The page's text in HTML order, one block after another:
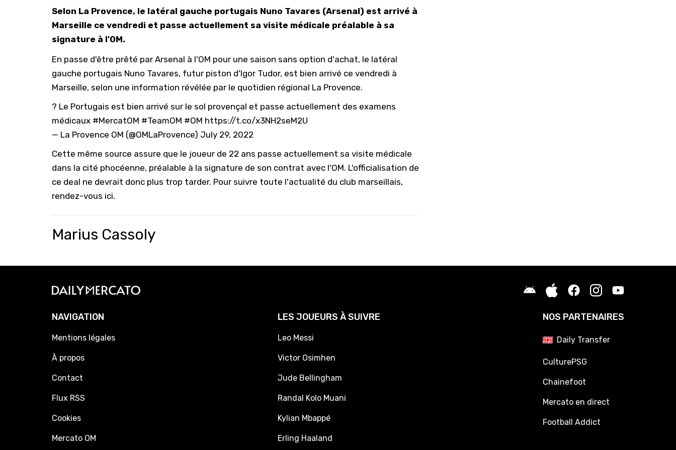
Selon La Provence, le latéral gauche portugais Nuno Tavares (Arsenal) est arrivé à
Marseille ce vendredi et passe actuellement sa visite médicale préalable à sa
signature à l'OM.
En passe d'être prêté par Arsenal à l'OM pour une saison sans option d'achat, le latéral
gauche portugais Nuno Tavares, futur piston d'Igor Tudor, est bien arrivé ce vendredi à
Marseille, selon une information révélée par le quotidien régional La Provence.
? Le Portugais est bien arrivé sur le sol provençal et passe actuellement des examens
médicaux #MercatOM #TeamOM #OM https://t.co/x3NH2seM2U
— La Provence OM (@OMLaProvence) July 29, 2022
Cette même source assure que le joueur de 22 ans passe actuellement sa visite médicale
dans la cité phocéenne, préalable à la signature de son contrat avec l'OM. L'officialisation de
ce deal ne devrait donc plus trop tarder. Pour suivre toute l'actualité du club marseillais,
rendez-vous ici.
Marius Cassoly
NAVIGATION
Mentions légales
À propos
Contact
Flux RSS
Cookies
Mercato OM
LES JOUEURS À SUIVRE
Leo Messi
Victor Osimhen
Jude Bellingham
Randal Kolo Muani
Kylian Mbappé
Erling Haaland
NOS PARTENAIRES
Daily Transfer
CulturePSG
Chainefoot
Mercato en direct
Football Addict